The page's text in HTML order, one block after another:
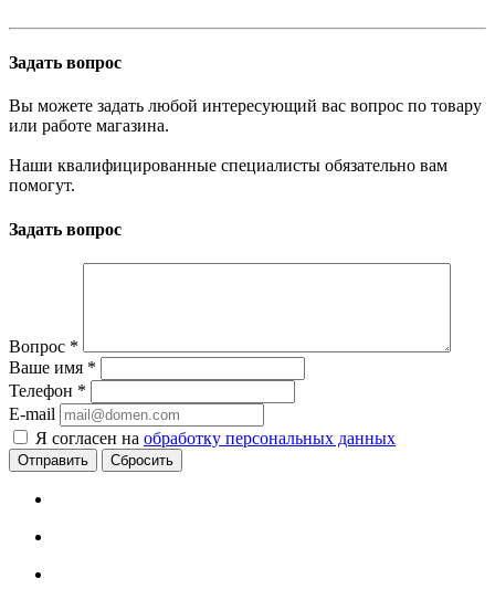
Задать вопрос
Вы можете задать любой интересующий вас вопрос по товару
или работе магазина.
Наши квалифицированные специалисты обязательно вам
помогут.
Задать вопрос
Вопрос *
Ваше имя *
Телефон *
E-mail
Я согласен на обработку персональных данных
Сбросить